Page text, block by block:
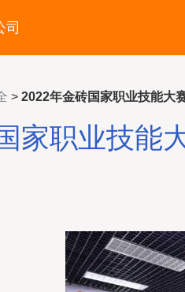
司
> 2022年金砖国家职业技能大
家职业技能